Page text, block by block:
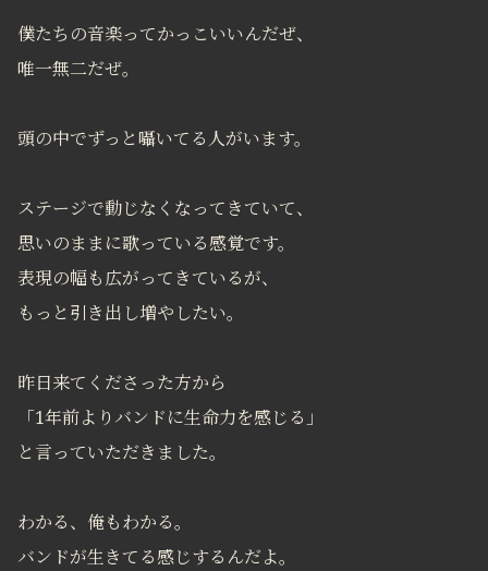
僕たちの音楽ってかっこいいんだぜ、
唯一無二だぜ。
頭の中でずっと囁いてる人がいます。
ステージで動じなくなってきていて、
思いのままに歌っている感覚です。
表現の幅も広がってきているが、
もっと引き出し増やしたい。
昨日来てくださった方から
「1年前よりバンドに生命力を感じる」
と言っていただきました。
わかる、俺もわかる。
バンドが生きてる感じするんだよ。